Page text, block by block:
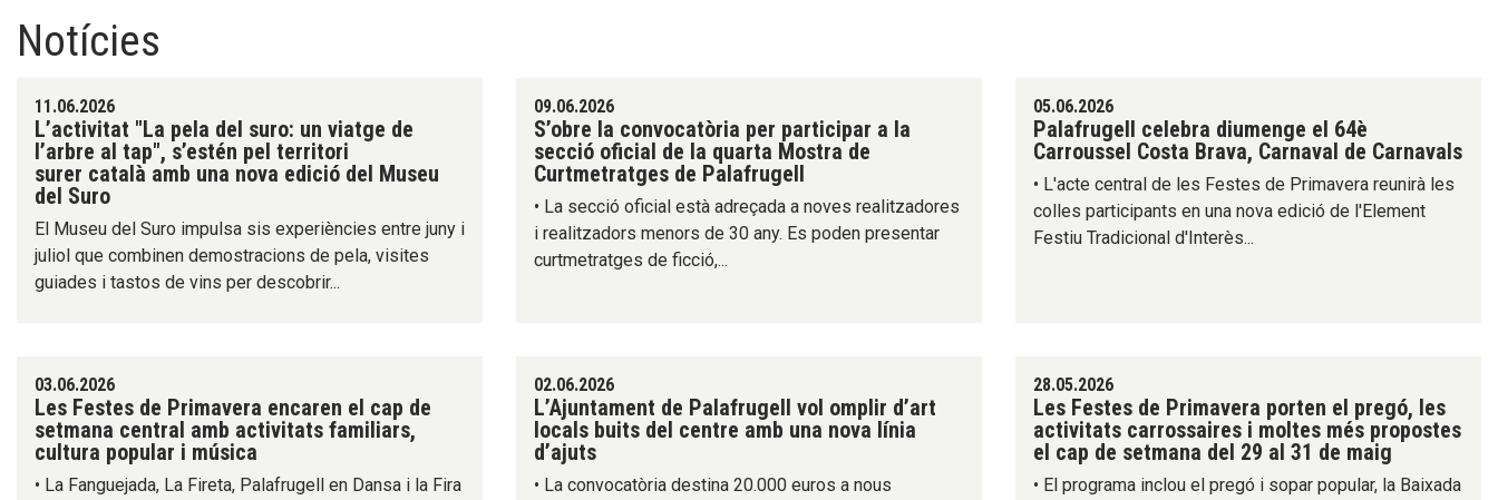
Notícies
11.06.2026
L’activitat "La pela del suro: un viatge de
l’arbre al tap", s’estén pel territori
surer català amb una nova edició del Museu
del Suro
El Museu del Suro impulsa sis experiències entre juny i
juliol que combinen demostracions de pela, visites
guiades i tastos de vins per descobrir...
09.06.2026
S’obre la convocatòria per participar a la
secció oficial de la quarta Mostra de
Curtmetratges de Palafrugell
• La secció oficial està adreçada a noves realitzadores
i realitzadors menors de 30 any. Es poden presentar
curtmetratges de ficció,...
05.06.2026
Palafrugell celebra diumenge el 64è
Carroussel Costa Brava, Carnaval de Carnavals
• L'acte central de les Festes de Primavera reunirà les
colles participants en una nova edició de l'Element
Festiu Tradicional d'Interès...
03.06.2026
Les Festes de Primavera encaren el cap de
setmana central amb activitats familiars,
cultura popular i música
• La Fanguejada, La Fireta, Palafrugell en Dansa i la Fira
02.06.2026
L’Ajuntament de Palafrugell vol omplir d’art
locals buits del centre amb una nova línia
d’ajuts
• La convocatòria destina 20.000 euros a nous
28.05.2026
Les Festes de Primavera porten el pregó, les
activitats carrossaires i moltes més propostes
el cap de setmana del 29 al 31 de maig
• El programa inclou el pregó i sopar popular, la Baixada